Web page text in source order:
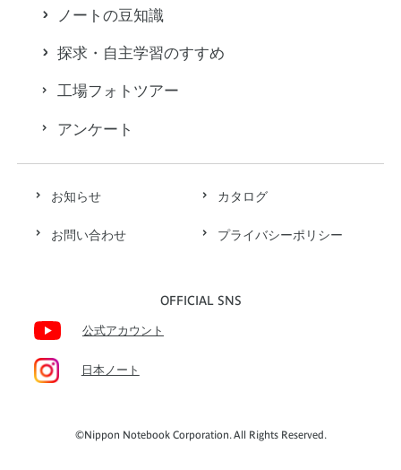
お知らせ カタログ
お問い合わせ プライバシーポリシー
OFFICIAL SNS
公式アカウント
日本ノート
ノートの豆知識
探求・自主学習のすすめ
工場フォトツアー
アンケート
©Nippon Notebook Corporation. All Rights Reserved.